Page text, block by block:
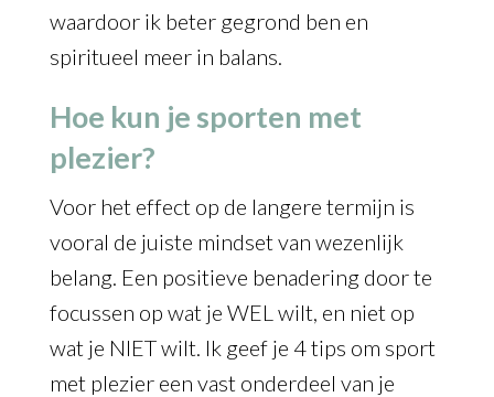
waardoor ik beter gegrond ben en
spiritueel meer in balans.
Hoe kun je sporten met
plezier?
Voor het effect op de langere termijn is
vooral de juiste mindset van wezenlijk
belang. Een positieve benadering door te
focussen op wat je WEL wilt, en niet op
wat je NIET wilt. Ik geef je 4 tips om sport
met plezier een vast onderdeel van je